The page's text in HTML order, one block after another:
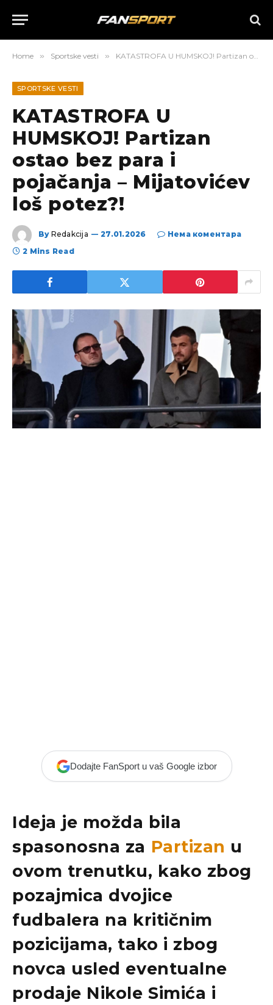
Home » Sportske vesti » KATASTROFA U HUMSKOJ! Partizan ostao bez para i pojačanja – Mijatovićev loš potez?!
SPORTSKE VESTI
KATASTROFA U
HUMSKOJ! Partizan
ostao bez para i
pojačanja – Mijatovićev
loš potez?!
By Redakcija 27.01.2026
Нема коментара
2 Mins Read
Dodajte FanSport u vaš Google izbor
Ideja je možda bila
spasonosna za Partizan u
ovom trenutku, kako zbog
pozajmica dvojice
fudbalera na kritičnim
pozicijama, tako i zbog
novca usled eventualne
prodaje Nikole Simića i